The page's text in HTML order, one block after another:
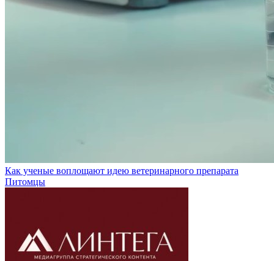
Как ученые воплощают идею ветеринарного препарата
Питомцы